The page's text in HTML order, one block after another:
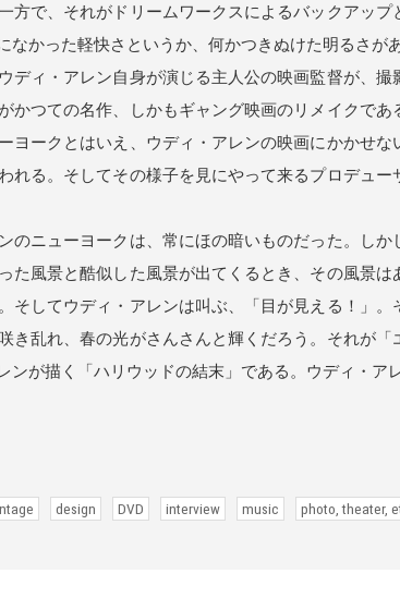
方で、それがドリームワークスによるバックアッ
かった軽快さというか、何かつきぬけた明るさが
ィ・アレン自身が演じる主人公の映画監督が、
かつての名作、しかもギャング映画のリメイクで
ヨークとはいえ、ウディ・アレンの映画にかかせ
れる。そしてその様子を見にやって来るプロデュ
ニューヨークは、常にほの暗いものだった。し
た風景と酷似した風景が出てくるとき、その風景
そしてウディ・アレンは叫ぶ、「目が見える！」
き乱れ、春の光がさんさんと輝くだろう。それが
が描く「ハリウッドの結末」である。ウディ・ア
design DVD interview music photo, theater,